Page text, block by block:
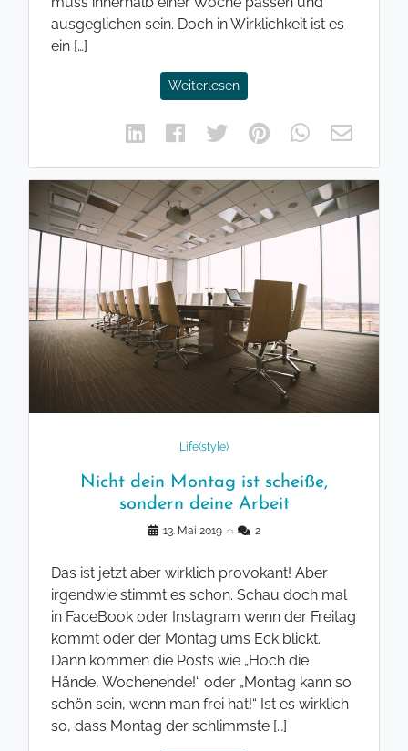
ausgeglichen sein. Doch in Wirklichkeit ist es
ein […]
Weiterlesen
Life(style)
Nicht dein Montag ist scheiße,
sondern deine Arbeit
13. Mai 2019 ◌ 2
Das ist jetzt aber wirklich provokant! Aber
irgendwie stimmt es schon. Schau doch mal
in FaceBook oder Instagram wenn der Freitag
kommt oder der Montag ums Eck blickt.
Dann kommen die Posts wie „Hoch die
Hände, Wochenende!“ oder „Montag kann so
schön sein, wenn man frei hat!“ Ist es wirklich
so, dass Montag der schlimmste […]